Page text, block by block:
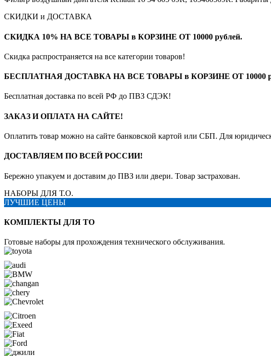
СКИДКИ и ДОСТАВКА
СКИДКА 10% НА ВСЕ ТОВАРЫ в КОРЗИНЕ ОТ 10000 рублей.
Скидка распространяется на все категории товаров!
БЕСПЛАТНАЯ ДОСТАВКА НА ВСЕ ТОВАРЫ в КОРЗИНЕ ОТ 10000
Бесплатная доставка по всей РФ до ПВЗ СДЭК!
ЗАКАЗ И ОПЛАТА НА САЙТЕ!
Оплатить товар можно на сайте банковской картой или СБП. Для
ДОСТАВЛЯЕМ ПО ВСЕЙ РОССИИ!
Бережно упакуем и доставим до ПВЗ или двери. Товар застрахован.
НАБОРЫ ДЛЯ Т.О.
ЛУЧШИЕ ЦЕНЫ
КОМПЛЕКТЫ ДЛЯ ТО
Готовые наборы для прохождения технического обслуживания.